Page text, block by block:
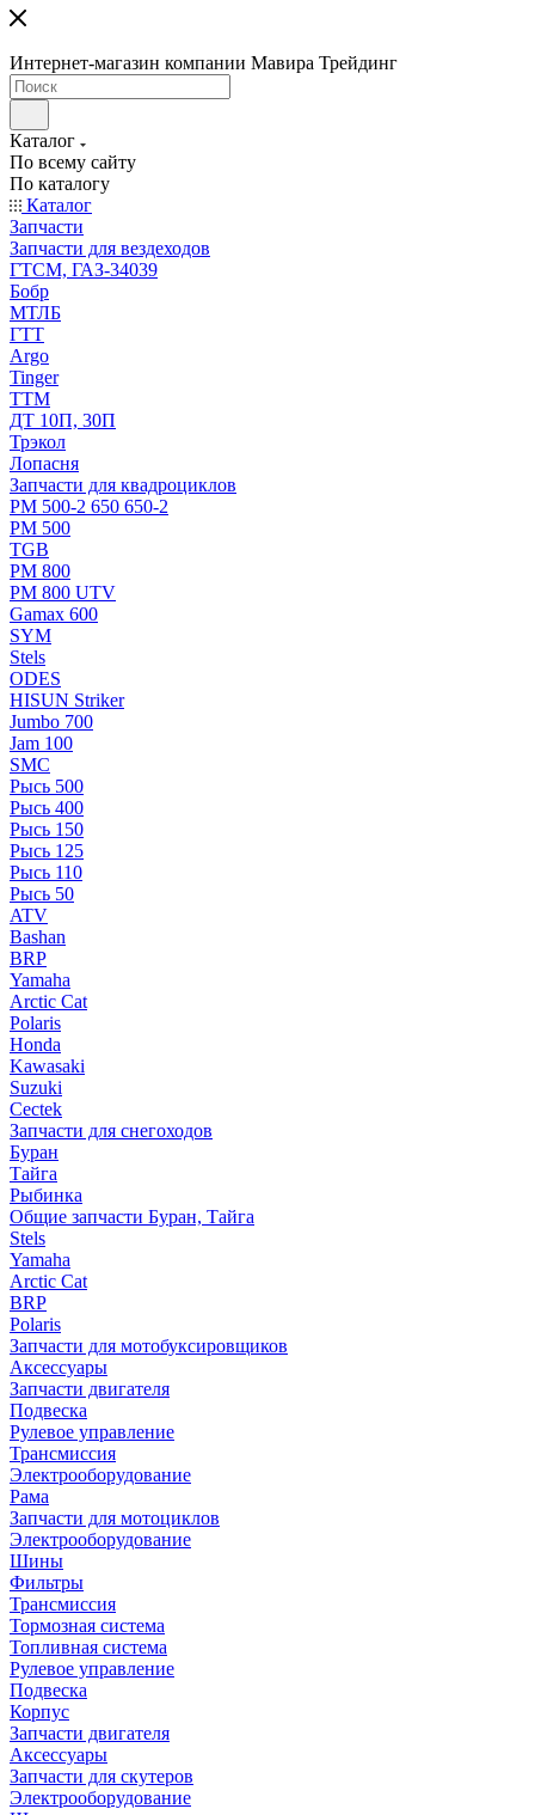
Интернет-магазин компании Мавира Трейдинг
Каталог
По всему сайту
По каталогу
Каталог
Запчасти
Запчасти для вездеходов
ГТСМ, ГАЗ-34039
Бобр
МТЛБ
ГТТ
Argo
Tinger
ТТМ
ДТ 10П, 30П
Трэкол
Лопасня
Запчасти для квадроциклов
РМ 500-2 650 650-2
РМ 500
TGB
РМ 800
РМ 800 UTV
Gamax 600
SYM
Stels
ОDЕS
HISUN Striker
Jumbo 700
Jam 100
SMC
Рысь 500
Рысь 400
Рысь 150
Рысь 125
Рысь 110
Рысь 50
ATV
Bashan
BRP
Yamaha
Arctic Cat
Polaris
Honda
Kawasaki
Suzuki
Cectek
Запчасти для снегоходов
Буран
Тайга
Рыбинка
Общие запчасти Буран, Тайга
Stels
Yamaha
Arctic Cat
BRP
Polaris
Запчасти для мотобуксировщиков
Аксессуары
Запчасти двигателя
Подвеска
Рулевое управление
Трансмиссия
Электрооборудование
Рама
Запчасти для мотоциклов
Электрооборудование
Шины
Фильтры
Трансмиссия
Тормозная система
Топливная система
Рулевое управление
Подвеска
Корпус
Запчасти двигателя
Аксессуары
Запчасти для скутеров
Электрооборудование